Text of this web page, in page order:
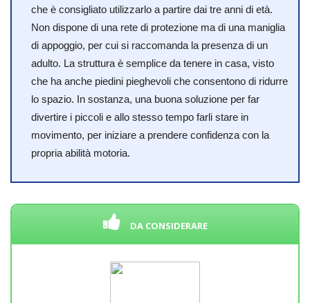
che è consigliato utilizzarlo a partire dai tre anni di età.
Non dispone di una rete di protezione ma di una maniglia
di appoggio, per cui si raccomanda la presenza di un
adulto. La struttura è semplice da tenere in casa, visto
che ha anche piedini pieghevoli che consentono di ridurre
lo spazio. In sostanza, una buona soluzione per far
divertire i piccoli e allo stesso tempo farli stare in
movimento, per iniziare a prendere confidenza con la
propria abilità motoria.
DA CONSIDERARE